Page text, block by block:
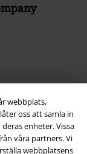
webbplats,
oss att samla in
enheter. Vissa
våra partners. Vi
webbplatsens